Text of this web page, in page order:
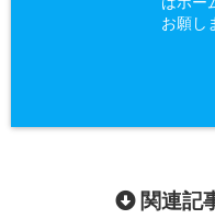
お願し
関連記